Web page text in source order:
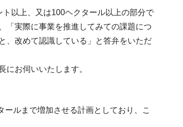
以上、又は100ヘクタール以上の部分で
「実際に事業を推進してみての課題につ
、改めて認識している」と答弁をいただ
お伺いいたします。
ルまで増加させる計画としており、こ